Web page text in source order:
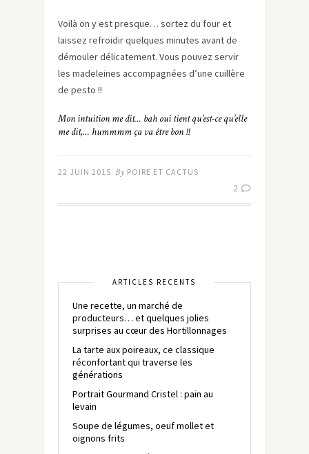
Voilà on y est presque… sortez du four et
laissez refroidir quelques minutes avant de
démouler délicatement. Vous pouvez servir
les madeleines accompagnées d’une cuillère
de pesto !!
Mon intuition me dit… bah oui tient qu’est-ce qu’elle
me dit,… hummmm ça va être bon !!
22 JUIN 2015 By POIRE ET CACTUS
2
ARTICLES RÉCENTS
Une recette, un marché de
producteurs… et quelques jolies
surprises au cœur des Hortillonnages
La tarte aux poireaux, ce classique
réconfortant qui traverse les
générations
Portrait Gourmand Cristel : pain au
levain
Soupe de légumes, oeuf mollet et
oignons frits